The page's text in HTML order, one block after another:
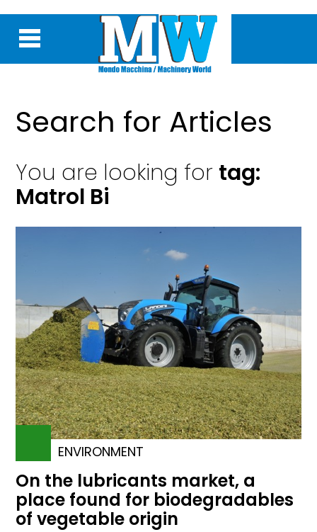
Search for Articles
You are looking for tag:
Matrol Bi
ENVIRONMENT
On the lubricants market, a
place found for biodegradables
of vegetable origin